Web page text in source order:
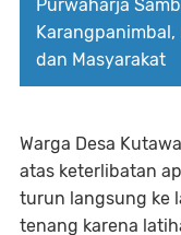
Purwaharja
Karangpanimbal,
dan Masyarakat
Warga Desa
atas keterlibatan
turun langsung ke
tenang karena